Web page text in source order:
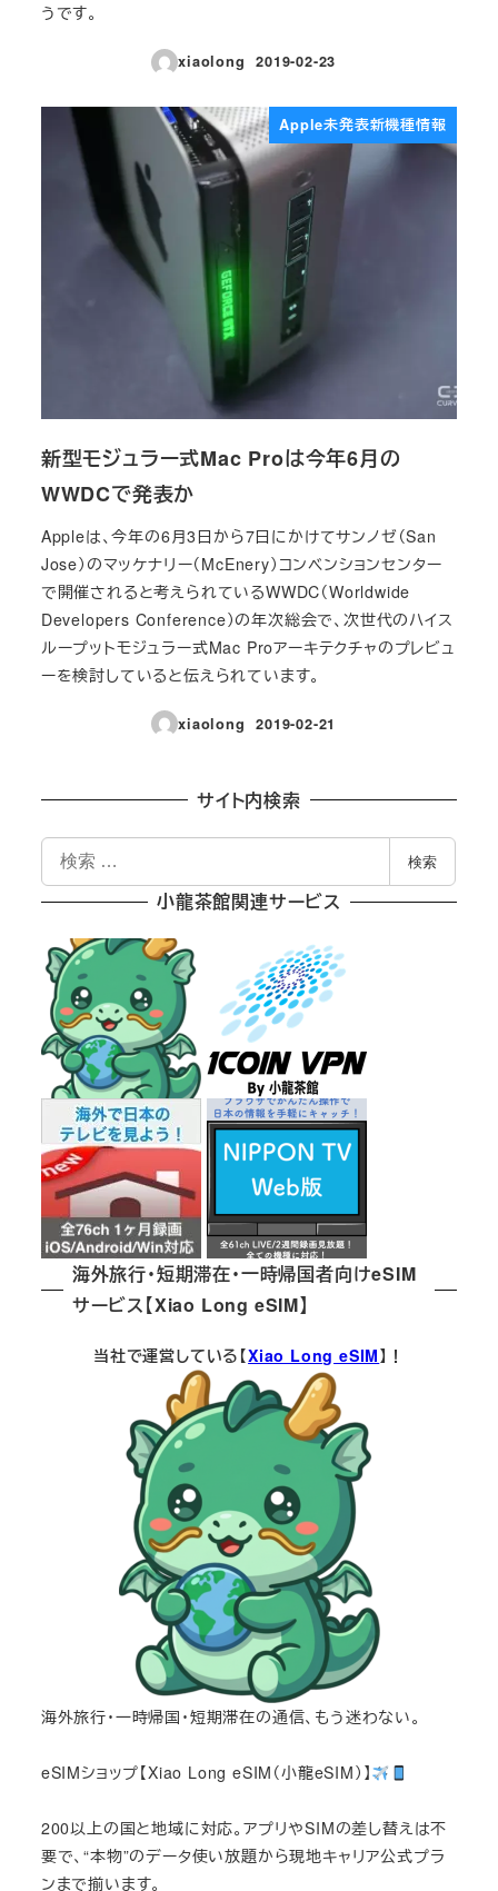
うです。
xiaolong
投稿日
2019-02-23
Apple未発表新機種情報
新型モジュラー式Mac Proは今年6月の
WWDCで発表か
Appleは、今年の6月3日から7日にかけてサンノゼ（San
Jose）のマッケナリー（McEnery）コンベンションセンター
で開催されると考えられているWWDC（Worldwide
Developers Conference）の年次総会で、次世代のハイス
ループットモジュラー式Mac Proアーキテクチャのプレビュ
ーを検討していると伝えられています。
xiaolong
投稿日
2019-02-21
サイト内検索
索
検索
小龍茶館関連サービス
海外旅行・短期滞在・一時帰国者向けeSIM
サービス【Xiao Long eSIM】
当社で運営している【Xiao Long eSIM】！
海外旅行・一時帰国・短期滞在の通信、もう迷わない。
eSIMショップ【Xiao Long eSIM（小龍eSIM）】
200以上の国と地域に対応。アプリやSIMの差し替えは不
要で、“本物”のデータ使い放題から現地キャリア公式プラ
ンまで揃います。